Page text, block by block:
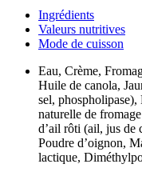
Ingrédients
Valeurs nutritives
Mode de cuisson
Eau, Crème,
Huile de canola,
sel,
naturelle de
d’ail rôti (ail, jus de
Poudre d’oignon,
lactique,